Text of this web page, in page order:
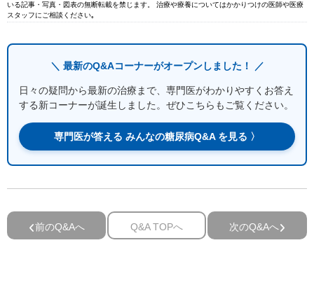
いる記事・写真・図表の無断転載を禁じます。 治療や療養についてはかかりつけの医師や医療
スタッフにご相談ください｡
＼ 最新のQ&Aコーナーがオープンしました！ ／
日々の疑問から最新の治療まで、専門医がわかりやすくお答え
する新コーナーが誕生しました。ぜひこちらもご覧ください。
専門医が答える みんなの糖尿病Q&A を見る 〉
前のQ&Aへ Q&A TOPへ 次のQ&Aへ